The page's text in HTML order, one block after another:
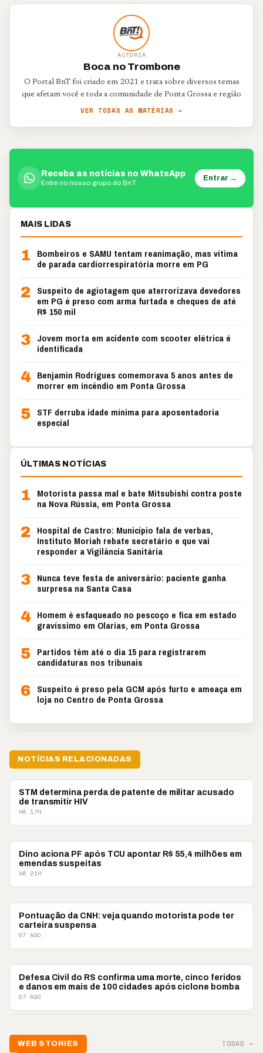
AUTORIA
Boca no Trombone
O Portal BnT foi criado em 2021 e trata sobre diversos temas
que afetam você e toda a comunidade de Ponta Grossa e região
VER TODAS AS MATÉRIAS →
Receba as notícias no WhatsApp
Entre no nosso grupo do BnT
Entrar →
MAIS LIDAS
1
Bombeiros e SAMU tentam reanimação, mas vítima
de parada cardiorrespiratória morre em PG
2
Suspeito de agiotagem que aterrorizava devedores
em PG é preso com arma furtada e cheques de até
R$ 150 mil
3 Jovem morta em acidente com scooter elétrica é
identificada
4 Benjamin Rodrigues comemorava 5 anos antes de
morrer em incêndio em Ponta Grossa
5 STF derruba idade mínima para aposentadoria
especial
ÚLTIMAS NOTÍCIAS
1
Motorista passa mal e bate Mitsubishi contra poste
na Nova Rússia, em Ponta Grossa
2
Hospital de Castro: Município fala de verbas,
Instituto Moriah rebate secretário e que vai
responder a Vigilância Sanitária
3 Nunca teve festa de aniversário: paciente ganha
surpresa na Santa Casa
4 Homem é esfaqueado no pescoço e fica em estado
gravíssimo em Olarias, em Ponta Grossa
5 Partidos têm até o dia 15 para registrarem
candidaturas nos tribunais
6 Suspeito é preso pela GCM após furto e ameaça em
loja no Centro de Ponta Grossa
NOTÍCIAS RELACIONADAS
BRASIL
STM determina perda de patente de militar acusado
de transmitir HIV
HÁ 17H
BRASIL
Dino aciona PF após TCU apontar R$ 55,4 milhões em
emendas suspeitas
HÁ 21H
BRASIL
Pontuação da CNH: veja quando motorista pode ter
carteira suspensa
07 AGO
BRASIL
Defesa Civil do RS confirma uma morte, cinco feridos
e danos em mais de 100 cidades após ciclone bomba
07 AGO
WEB STORIES TODAS →
📢💜 Agosto Lilás
reforça combate à
📢 Noite